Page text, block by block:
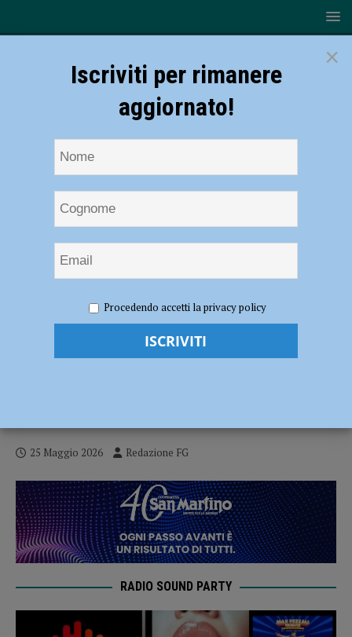
sinistra guarda indietro per non vedere lo scempio che ha fatto di
Piacenza”
Centrodestra: “La sinistra guarda indietro
25 Maggio 2026 Redazione FG
RADIO SOUND PARTY
×
Iscriviti per rimanere
aggiornato!
Procedendo accetti la privacy policy